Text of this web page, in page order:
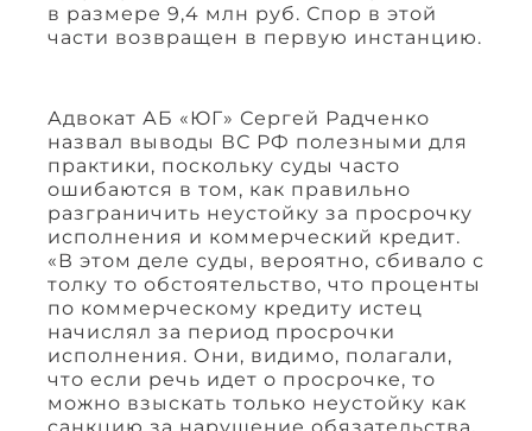
в размере 9,4 млн руб. Спор в этой
части возвращен в первую инстанцию.
Адвокат АБ «ЮГ» Сергей Радченко
назвал выводы ВС РФ полезными для
практики, поскольку суды часто
ошибаются в том, как правильно
разграничить неустойку за просрочку
исполнения и коммерческий кредит.
«В этом деле суды, вероятно, сбивало с
толку то обстоятельство, что проценты
по коммерческому кредиту истец
начислял за период просрочки
исполнения. Они, видимо, полагали,
что если речь идет о просрочке, то
можно взыскать только неустойку как